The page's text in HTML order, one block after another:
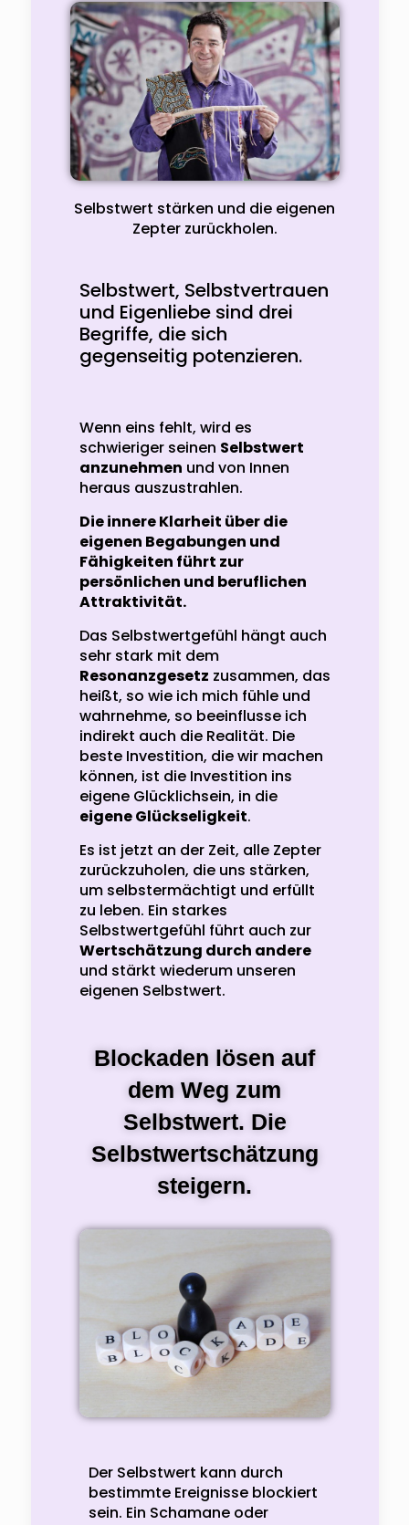
Selbstwert stärken und die eigenen
Zepter zurückholen.
Selbstwert, Selbstvertrauen
und Eigenliebe sind drei
Begriffe, die sich
gegenseitig potenzieren.
Wenn eins fehlt, wird es
schwieriger seinen Selbstwert
anzunehmen und von Innen
heraus auszustrahlen.
Die innere Klarheit über die
eigenen Begabungen und
Fähigkeiten führt zur
persönlichen und beruflichen
Attraktivität.
Das Selbstwertgefühl hängt auch
sehr stark mit dem
Resonanzgesetz zusammen, das
heißt, so wie ich mich fühle und
wahrnehme, so beeinflusse ich
indirekt auch die Realität. Die
beste Investition, die wir machen
können, ist die Investition ins
eigene Glücklichsein, in die
eigene Glückseligkeit.
Es ist jetzt an der Zeit, alle Zepter
zurückzuholen, die uns stärken,
um selbstermächtigt und erfüllt
zu leben. Ein starkes
Selbstwertgefühl führt auch zur
Wertschätzung durch andere
und stärkt wiederum unseren
eigenen Selbstwert.
Blockaden lösen auf
dem Weg zum
Selbstwert. Die
Selbstwertschätzung
steigern.
Der Selbstwert kann durch
bestimmte Ereignisse blockiert
sein. Ein Schamane oder